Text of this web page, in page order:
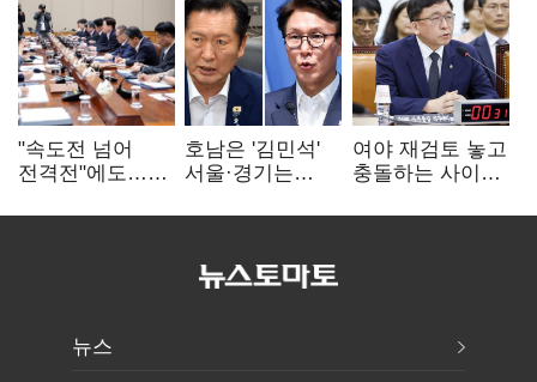
"속도전 넘어
전격전"에도…
주 52시간까지
호남은 '김민석'
서울·경기는
승자는 '안갯속'
여야 재검토 놓고
충돌하는 사이…
수 오차 당연"
뉴스